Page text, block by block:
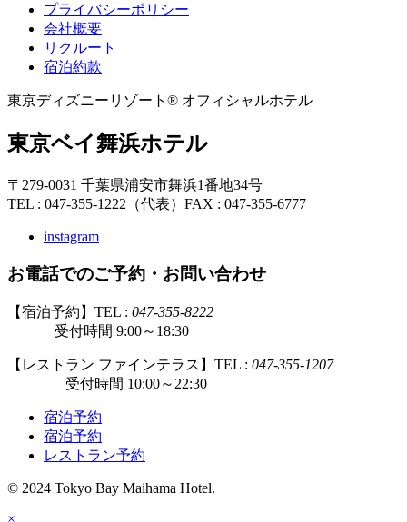
プライバシーポリシー
会社概要
リクルート
宿泊約款
東京ディズニーリゾート® オフィシャルホテル
東京ベイ舞浜ホテル
〒279-0031 千葉県浦安市舞浜1番地34号
TEL : 047-355-1222（代表） FAX : 047-355-6777
instagram
お電話でのご予約・お問い合わせ
【宿泊予約】TEL : 047-355-8222
受付時間 9:00～18:30
【レストラン ファインテラス】TEL : 047-355-1207
受付時間 10:00～22:30
宿泊予約
宿泊予約
レストラン予約
© 2024 Tokyo Bay Maihama Hotel.
×